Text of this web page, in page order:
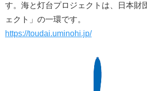
す。海と灯台プロジェクトは、日本財
ェクト」の一環です。
https://toudai.uminohi.jp/